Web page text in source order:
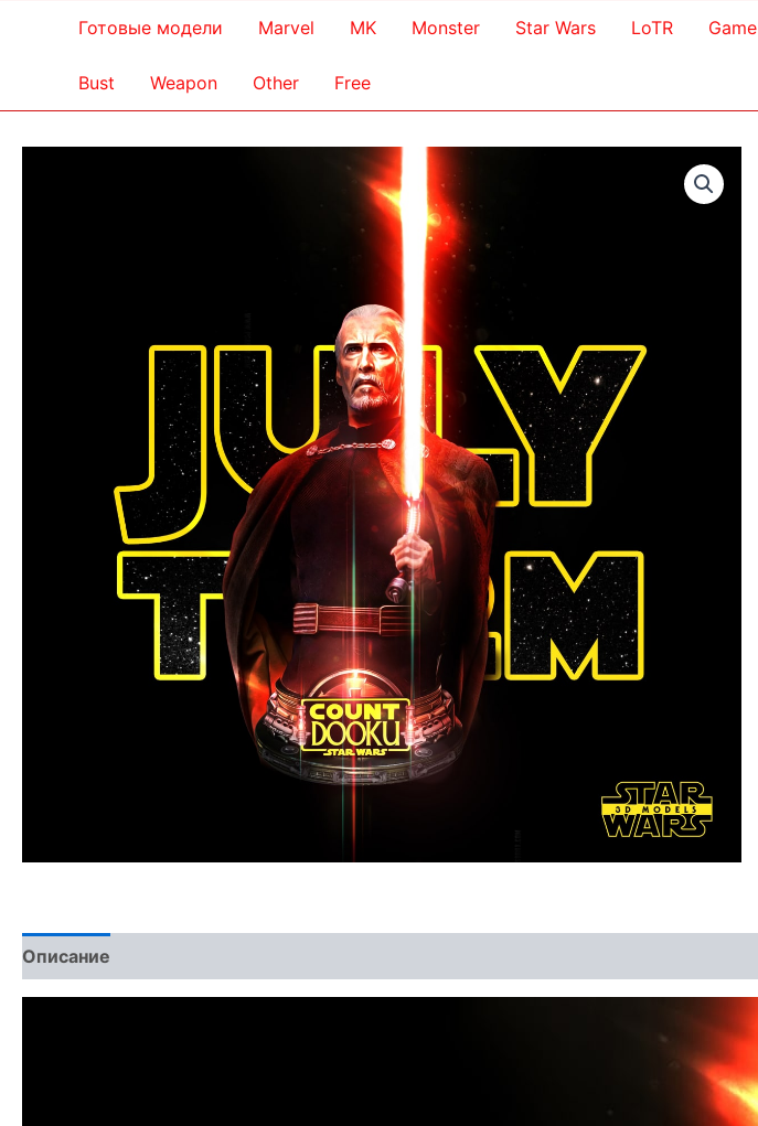
Готовые модели Marvel MK Monster Star Wars LoTR Game
Bust Weapon Other Free
Описание